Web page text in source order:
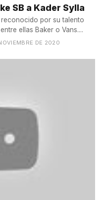
SB a Kader Sylla
por su talento
ellas Baker o Vans....
DE 2020